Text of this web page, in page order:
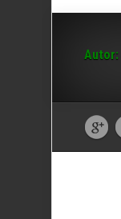
Autor: